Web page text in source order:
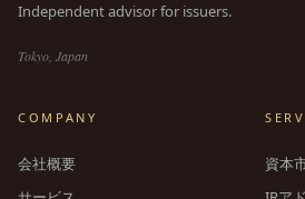
Independent advisor for issuers.
Tokyo, Japan
COMPANY
会社概要
資本